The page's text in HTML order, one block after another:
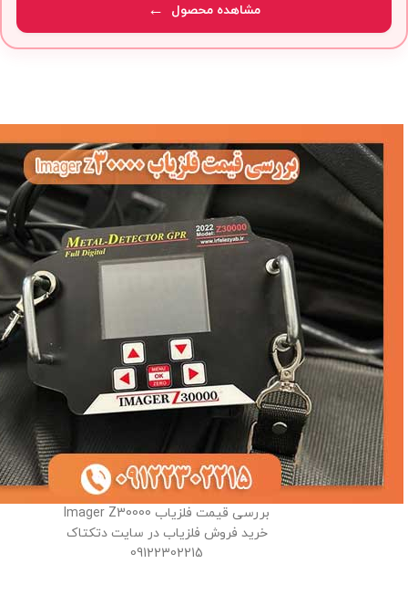
مشاهده محصول
بررسی قیمت فلزیاب Imager Z30000
خرید فروش فلزیاب در سایت دتکتاک
09122302215